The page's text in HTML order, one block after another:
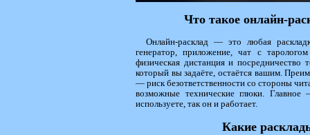
Что такое онлайн-
Онлайн-расклад — это любая
генератор, приложение, чат с
физическая дистанция и
который вы задаёте, остаётся вашим.
— риск безответственности со стороны
возможные технические глюки.
используете, так он и работает.
Какие